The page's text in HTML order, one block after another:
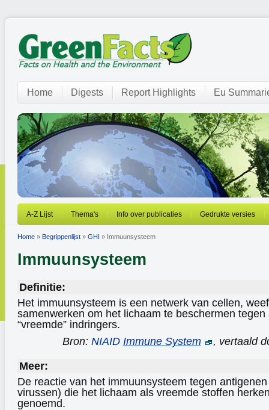
Home Digests Report Highlights Eu
A-Z Lijst Thema's Info over publicaties Gedrukte versies
Home » Begrippenlijst » GHI » Immuunsysteem
Immuunsysteem
Definitie:
Het immuunsysteem is een netwerk van cellen,
samenwerken om het lichaam te beschermen
“vreemde” indringers.
Bron: NIAID Immune System
, vertaald
Meer:
De reactie van het immuunsysteem tegen
virussen) die het lichaam als vreemde stoffen
genoemd.